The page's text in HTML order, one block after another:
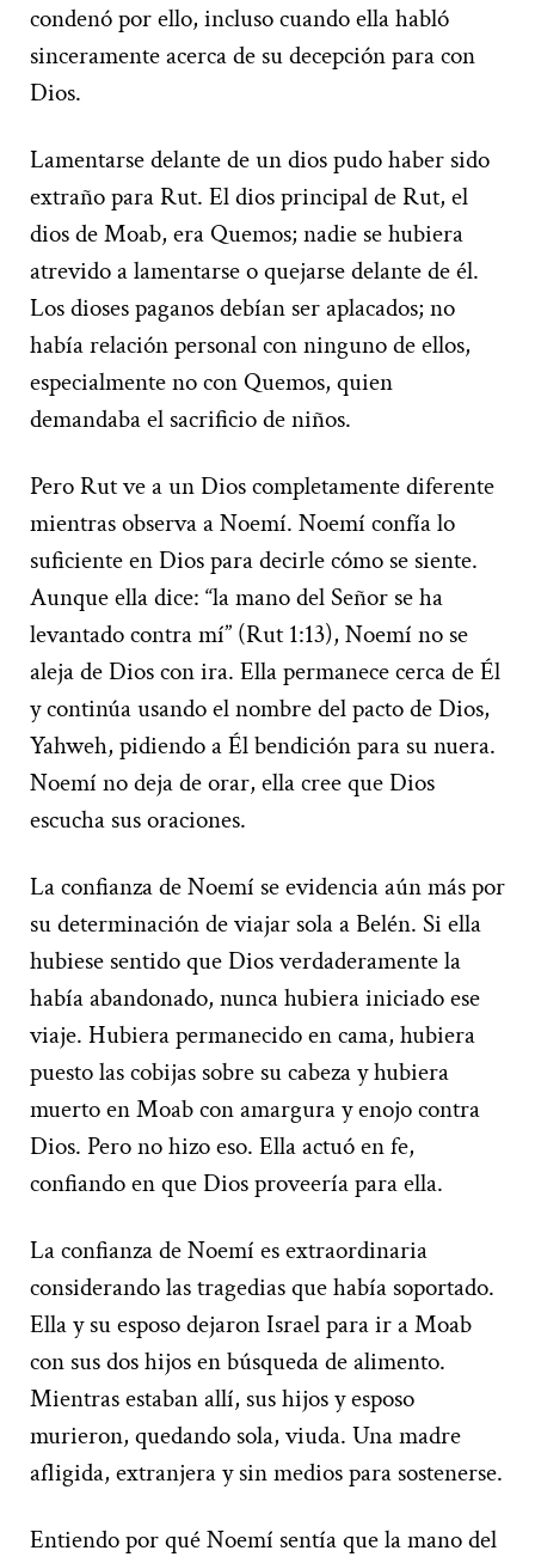
condenó por ello, incluso cuando ella habló
sinceramente acerca de su decepción para con
Dios.
Lamentarse delante de un dios pudo haber sido
extraño para Rut. El dios principal de Rut, el
dios de Moab, era Quemos; nadie se hubiera
atrevido a lamentarse o quejarse delante de él.
Los dioses paganos debían ser aplacados; no
había relación personal con ninguno de ellos,
especialmente no con Quemos, quien
demandaba el sacrificio de niños.
Pero Rut ve a un Dios completamente diferente
mientras observa a Noemí. Noemí confía lo
suficiente en Dios para decirle cómo se siente.
Aunque ella dice: “la mano del Señor se ha
levantado contra mí” (Rut 1:13), Noemí no se
aleja de Dios con ira. Ella permanece cerca de Él
y continúa usando el nombre del pacto de Dios,
Yahweh, pidiendo a Él bendición para su nuera.
Noemí no deja de orar, ella cree que Dios
escucha sus oraciones.
La confianza de Noemí se evidencia aún más por
su determinación de viajar sola a Belén. Si ella
hubiese sentido que Dios verdaderamente la
había abandonado, nunca hubiera iniciado ese
viaje. Hubiera permanecido en cama, hubiera
puesto las cobijas sobre su cabeza y hubiera
muerto en Moab con amargura y enojo contra
Dios. Pero no hizo eso. Ella actuó en fe,
confiando en que Dios proveería para ella.
La confianza de Noemí es extraordinaria
considerando las tragedias que había soportado.
Ella y su esposo dejaron Israel para ir a Moab
con sus dos hijos en búsqueda de alimento.
Mientras estaban allí, sus hijos y esposo
murieron, quedando sola, viuda. Una madre
afligida, extranjera y sin medios para sostenerse.
Entiendo por qué Noemí sentía que la mano del